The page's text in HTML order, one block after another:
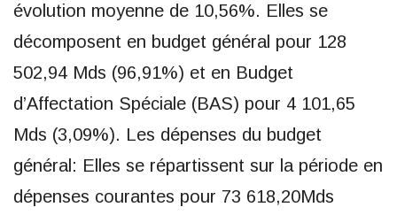
évolution moyenne de 10,56%. Elles se
décomposent en budget général pour 128
502,94 Mds (96,91%) et en Budget
d’Affectation Spéciale (BAS) pour 4 101,65
Mds (3,09%). Les dépenses du budget
général: Elles se répartissent sur la période en
dépenses courantes pour 73 618,20Mds